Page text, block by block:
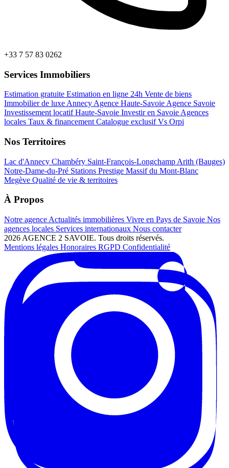
+33 7 57 83 0262
Services Immobiliers
Estimation gratuite Estimation en ligne 24h Vente de biens
Immobilier de luxe Annecy Agence Haute-Savoie Agence Savoie
Investissement locatif Haute-Savoie Investir en Savoie Agences
locales Taux & financement Catalogue exclusifVs Orpi
Nos Territoires
Lac d'Annecy Chambéry Saint-François-Longchamp Arith (Bauges)
Notre-Dame-du-Pré Stations Prestige Massif du Mont-Blanc
Megève Qualité de vie & territoires
À Propos
Notre agence Actualités immobilières Vivre en Pays de Savoie Nos
agences locales Services internationaux Nous contacter
2026 AGENCE 2 SAVOIE. Tous droits réservés.
Mentions légales Honoraires RGPD Confidentialité